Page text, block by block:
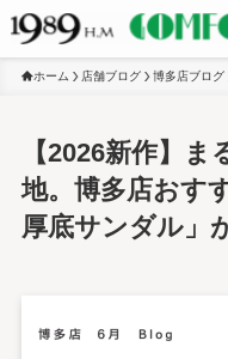
ホーム 店舗ブログ 博多店ブログ
【2026新作】
地。博多店おす
厚底サンダル」